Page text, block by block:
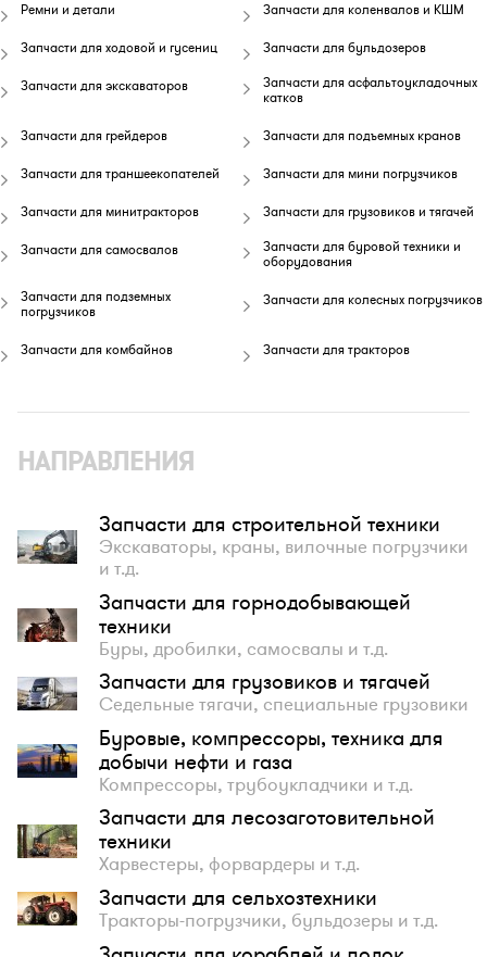
Ремни и детали Запчасти для коленвалов и КШМ
Запчасти для ходовой и гусениц Запчасти для бульдозеров
Запчасти для экскаваторов
Запчасти для асфальтоукладочных
катков
Запчасти для грейдеров Запчасти для подъемных кранов
Запчасти для траншеекопателей Запчасти для мини погрузчиков
Запчасти для минитракторов Запчасти для грузовиков и тягачей
Запчасти для самосвалов
Запчасти для буровой техники и
оборудования
Запчасти для подземных
погрузчиков
Запчасти для колесных погрузчиков
Запчасти для комбайнов Запчасти для тракторов
НАПРАВЛЕНИЯ
Запчасти для строительной техники
Экскаваторы, краны, вилочные погрузчики
и т.д.
Запчасти для горнодобывающей
техники
Буры, дробилки, самосвалы и т.д.
Запчасти для грузовиков и тягачей
Седельные тягачи, специальные грузовики
Буровые, компрессоры, техника для
добычи нефти и газа
Компрессоры, трубоукладчики и т.д.
Запчасти для лесозаготовительной
техники
Харвестеры, форвардеры и т.д.
Запчасти для сельхозтехники
Тракторы-погрузчики, бульдозеры и т.д.